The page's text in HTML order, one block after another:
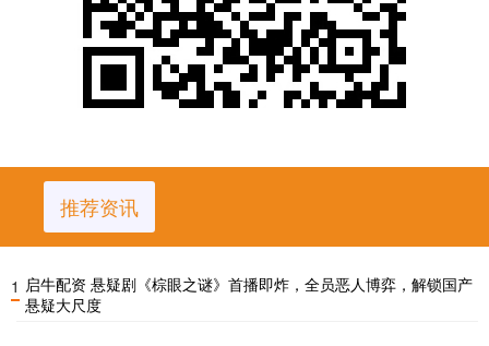
推荐资讯
1 启牛配资 悬疑剧《棕眼之谜》首播即炸，全员恶人博弈，解锁国产
悬疑大尺度